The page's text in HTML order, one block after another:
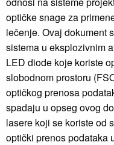
optičke snage za
lečenje. Ovaj dokument
sistema u eksplozivnim
LED diode koje koriste
slobodnom prostoru
optičkog prenosa
spadaju u opseg ovog
lasere koji se koriste od
optički prenos podataka